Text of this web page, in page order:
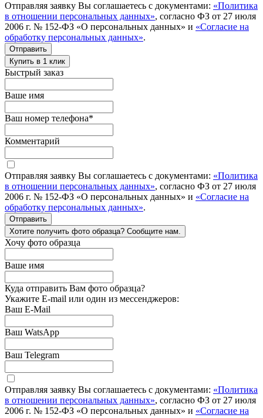
Отправляя заявку Вы соглашаетесь с документами: «Политика
в отношении персональных данных», согласно ФЗ от 27 июля
2006 г. № 152-ФЗ «О персональных данных» и «Согласие на
обработку персональных данных».
Отправить
Купить в 1 клик
Быстрый заказ
Ваше имя
Ваш номер телефона*
Комментарий
Отправляя заявку Вы соглашаетесь с документами: «Политика
в отношении персональных данных», согласно ФЗ от 27 июля
2006 г. № 152-ФЗ «О персональных данных» и «Согласие на
обработку персональных данных».
Отправить
Хотите получить фото образца? Сообщите нам.
Хочу фото образца
Ваше имя
Куда отправить Вам фото образца?
Укажите E-mail или один из мессенджеров:
Ваш E-Mail
Ваш WatsApp
Ваш Telegram
Отправляя заявку Вы соглашаетесь с документами: «Политика
в отношении персональных данных», согласно ФЗ от 27 июля
2006 г. № 152-ФЗ «О персональных данных» и «Согласие на